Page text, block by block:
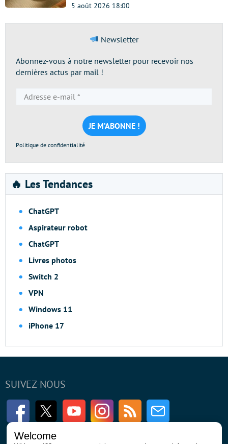
5 août 2026 18:00
Newsletter
Abonnez-vous à notre newsletter pour recevoir nos
dernières actus par mail !
e-
mail
*
Politique de confidentialité
🔥 Les Tendances
ChatGPT
Aspirateur robot
ChatGPT
Livres photos
Switch 2
VPN
Windows 11
iPhone 17
SUIVEZ-NOUS
FacebookTwitter Youtube InstagramRSS Newsletter
Welcome